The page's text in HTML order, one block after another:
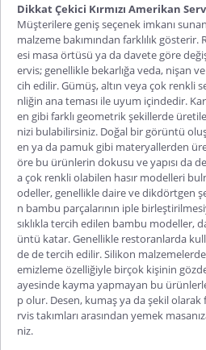
Dikkat Çekici Kırmızı Amerikan
Müşterilere geniş seçenek imkanı
malzeme bakımından farklılık
esi masa örtüsü ya da davete göre
ervis; genellikle bekarlığa veda, nişan
cih edilir. Gümüş, altın veya çok renkli
nliğin ana teması ile uyum içindedir.
en gibi farklı geometrik şekillerde
nizi bulabilirsiniz. Doğal bir görüntü
en ya da pamuk gibi materyallerden
öre bu ürünlerin dokusu ve yapısı da
a çok renkli olabilen hasır modelleri
odeller, genellikle daire ve dikdörtgen
n bambu parçalarının iple
sıklıkla tercih edilen bambu modeller,
üntü katar. Genellikle restoranlarda
de de tercih edilir. Silikon
emizleme özelliğiyle birçok kişinin
ayesinde kayma yapmayan bu
p olur. Desen, kumaş ya da şekil olarak
rvis takımları arasından yemek
niz.